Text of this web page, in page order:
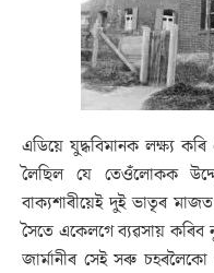
এডিয়ে যুদ্ধবিমানক লক্ষ্য
লৈছিল যে তেওঁলোকক
বাক্যশাৰীয়েই দুই ভাতৃৰ
সৈতে একেলগে ব্যৱসায় কৰিব
জাৰ্মানীৰ সেই সৰু চহৰলৈকো